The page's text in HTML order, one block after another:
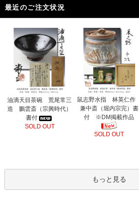
最近のご注文状況
油滴天目茶碗 荒尾常三
造 鵬雲斎（宗興時代）
書付
SOLD OUT
鼠志野水指 林英仁作
兼中斎（堀内宗完）書
付 ※DM掲載作品
SOLD OUT
もっと見る